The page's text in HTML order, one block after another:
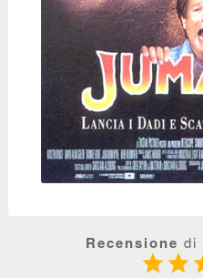
Recensione di
